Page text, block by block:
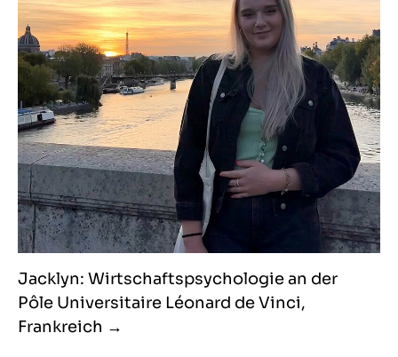
Jacklyn: Wirtschaftspsychologie an der
Pôle Universitaire Léonard de Vinci,
Frankreich